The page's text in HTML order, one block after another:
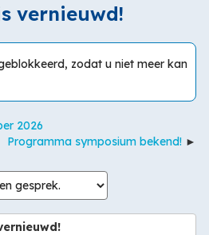
vernieuwd!
zodat u niet meer kan
2026
Programma symposium bekend!